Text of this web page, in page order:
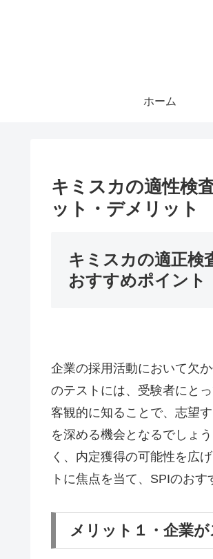
ホーム
キミスカの適性検
ット・デメリット
キミスカの適正検
おすすめポイント
企業の採用活動において欠
のテストには、受験者にと
客観的に知ることで、志望
を深める機会となるでしょ
く、内定獲得の可能性を広
トに焦点を当て、SPIのおす
メリット１・企業